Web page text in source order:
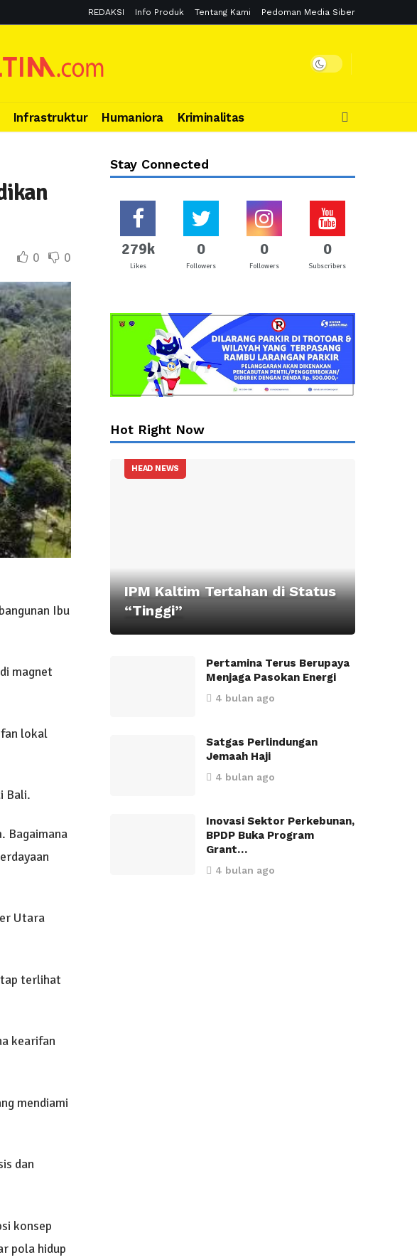
REDAKSI Info Produk Tentang Kami Pedoman Media Siber
Infrastruktur Humaniora Kriminalitas
0 0
Ibu
magnet
lokal
Bali.
Bagaimana
Utara
terlihat
kearifan
mendiami
dan
konsep
pola hidup
Stay Connected
279k
Likes
0
Followers
0
Followers
0
Subscribers
Hot Right Now
HEAD NEWS
IPM Kaltim Tertahan di Status
“Tinggi”
Pertamina Terus Berupaya
Menjaga Pasokan Energi
4 bulan ago
Satgas Perlindungan
Jemaah Haji
4 bulan ago
Inovasi Sektor Perkebunan,
BPDP Buka Program
Grant…
4 bulan ago